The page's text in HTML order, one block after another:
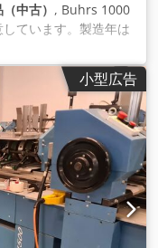
中古） , Buhrs 1000
ています。製造年は
紙パック用に改造す
ィーダーとベースが
：Buhrs 機械タイ
テム (max.13.000
1 Buhrs 1000 メイン
1 Buhrs 1000 マスタ
タリーフィーダー
ブルアクションシー
ル、最大13.000個
小型広告